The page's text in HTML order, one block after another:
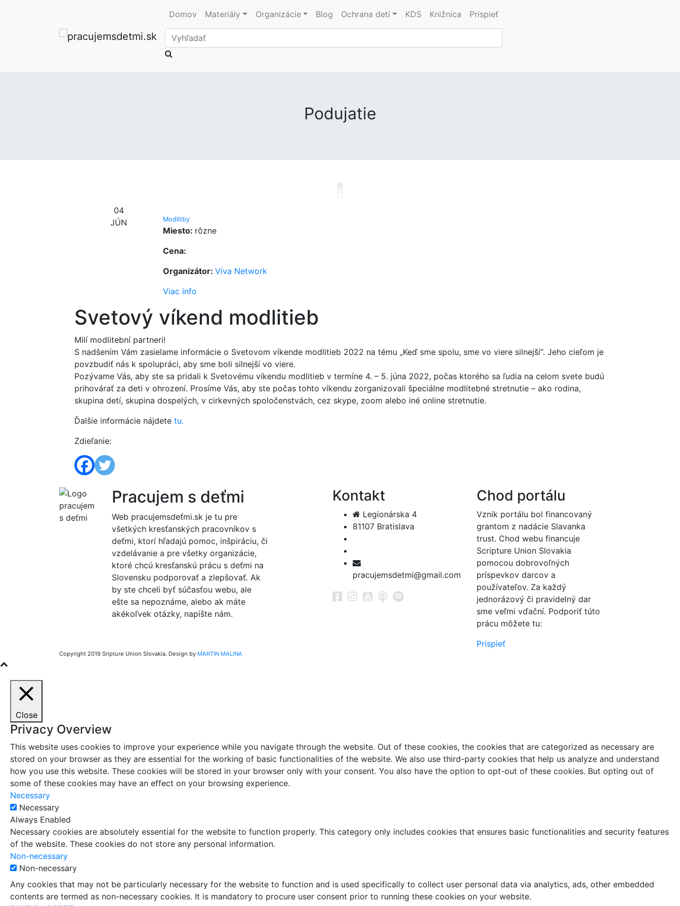
Domov Materiály Organizácie Blog Ochrana detí KDS Knižnica
Prispieť
Vyhľadať
Podujatie
04
JÚN
Modlitby
Miesto: rôzne
Cena:
Organizátor: Viva Network
Viac info
Svetový víkend modlitieb
Milí modlitební partneri!
S nadšením Vám zasielame informácie o Svetovom víkende modlitieb 2022 na tému „Keď sme spolu, sme vo viere silnejší“. Jeho cieľom je
povzbudiť nás k spolupráci, aby sme boli silnejší vo viere.
Pozývame Vás, aby ste sa pridali k Svetovému víkendu modlitieb v termíne 4. – 5. júna 2022, počas ktorého sa ľudia na celom svete budú
prihovárať za deti v ohrození. Prosíme Vás, aby ste počas tohto víkendu zorganizovali špeciálne modlitebné stretnutie – ako rodina,
skupina detí, skupina dospelých, v cirkevných spoločenstvách, cez skype, zoom alebo iné online stretnutie.
Ďalšie informácie nájdete tu.
Zdieľanie:
Pracujem s deťmi
Web pracujemsdeťmi.sk je tu pre
všetkých kresťanských pracovníkov s
deťmi, ktorí hľadajú pomoc, inšpiráciu, či
vzdelávanie a pre všetky organizácie,
ktoré chcú kresťanskú prácu s deťmi na
Slovensku podporovať a zlepšovať. Ak
by ste chceli byť súčasťou webu, ale
ešte sa nepoznáme, alebo ak máte
akékoľvek otázky, napíšte nám.
Kontakt
Legionárska 4
81107 Bratislava
pracujemsdetmi@gmail.com
Chod portálu
Vznik portálu bol financovaný
grantom z nadácie Slavanka
trust. Chod webu financuje
Scripture Union Slovakia
pomocou dobrovoľných
príspevkov darcov a
používateľov. Za každý
jednorázový či pravidelný dar
sme veľmi vďační. Podporiť túto
prácu môžete tu:
Prispieť
Copyright 2019 Sripture Union Slovakia. Design by MARTIN MALINA
Close
Privacy Overview
This website uses cookies to improve your experience while you navigate through the website. Out of these cookies, the cookies that are categorized as necessary are
stored on your browser as they are essential for the working of basic functionalities of the website. We also use third-party cookies that help us analyze and understand
how you use this website. These cookies will be stored in your browser only with your consent. You also have the option to opt-out of these cookies. But opting out of
some of these cookies may have an effect on your browsing experience.
Necessary
Necessary
Always Enabled
Necessary cookies are absolutely essential for the website to function properly. This category only includes cookies that ensures basic functionalities and security features
of the website. These cookies do not store any personal information.
Non-necessary
Non-necessary
Any cookies that may not be particularly necessary for the website to function and is used specifically to collect user personal data via analytics, ads, other embedded
contents are termed as non-necessary cookies. It is mandatory to procure user consent prior to running these cookies on your website.